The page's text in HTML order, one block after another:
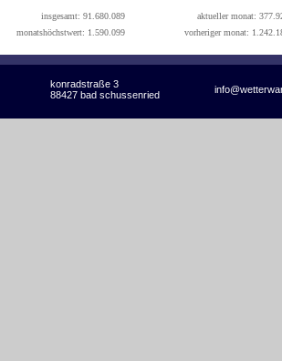
insgesamt: 91.680.089
aktueller monat:
monatshöchstwert: 1.590.099
vorheriger monat:
konradstraße 3
88427 bad schussenried